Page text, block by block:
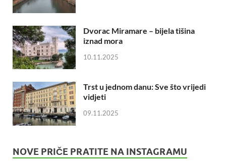
Dvorac Miramare – bijela tišina
iznad mora
10.11.2025
Trst u jednom danu: Sve što vrijedi
vidjeti
09.11.2025
NOVE PRIČE PRATITE NA INSTAGRAMU